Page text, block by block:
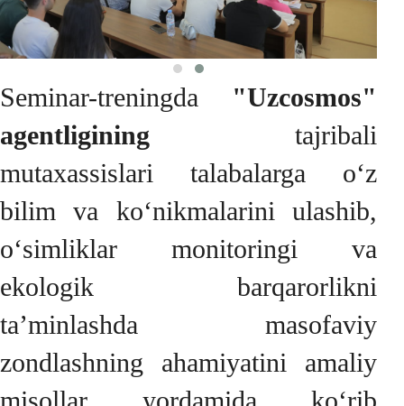
Seminar-treningda "Uzcosmos"
agentligining tajribali
mutaxassislari talabalarga o‘z
bilim va ko‘nikmalarini ulashib,
o‘simliklar monitoringi va
ekologik barqarorlikni
ta’minlashda masofaviy
zondlashning ahamiyatini amaliy
misollar yordamida ko‘rib